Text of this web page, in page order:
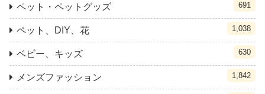
ペット・ペットグッズ 691
ペット、DIY、花 1,038
ベビー、キッズ 630
メンズファッション 1,842